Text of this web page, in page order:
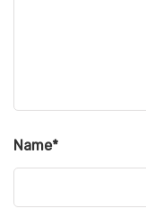
Name*